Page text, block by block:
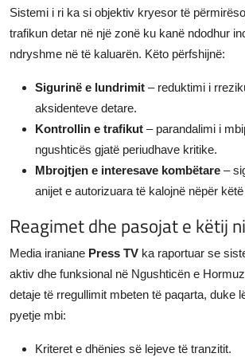
Sistemi i ri ka si objektiv kryesor të
trafikun detar në një zonë ku kanë ndodhur
ndryshme në të kaluarën. Këto përfshijnë:
Sigurinë e lundrimit – reduktimi i
aksidenteve detare.
Kontrollin e trafikut – parandalimi i
ngushticës gjatë periudhave kritike.
Mbrojtjen e interesave kombëtare –
anijet e autorizuara të kalojnë nëpër
Reagimet dhe pasojat e këtij
Media iraniane Press TV ka raportuar se
aktiv dhe funksional në Ngushticën e
detaje të rregullimit mbeten të paqarta, duke
pyetje mbi:
Kriteret e dhënies së lejeve të tranzitit.